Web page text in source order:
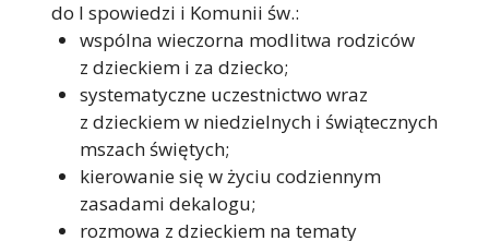
do I spowiedzi i Komunii św.:
wspólna wieczorna modlitwa rodziców
z dzieckiem i za dziecko;
systematyczne uczestnictwo wraz
z dzieckiem w niedzielnych i świątecznych
mszach świętych;
kierowanie się w życiu codziennym
zasadami dekalogu;
rozmowa z dzieckiem na tematy